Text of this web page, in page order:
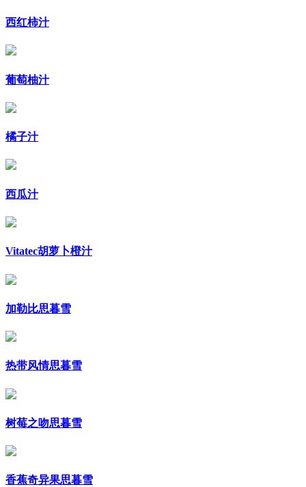
西红柿汁
葡萄柚汁
橘子汁
西瓜汁
Vitatec胡萝卜橙汁
加勒比思暮雪
热带风情思暮雪
树莓之吻思暮雪
香蕉奇异果思暮雪